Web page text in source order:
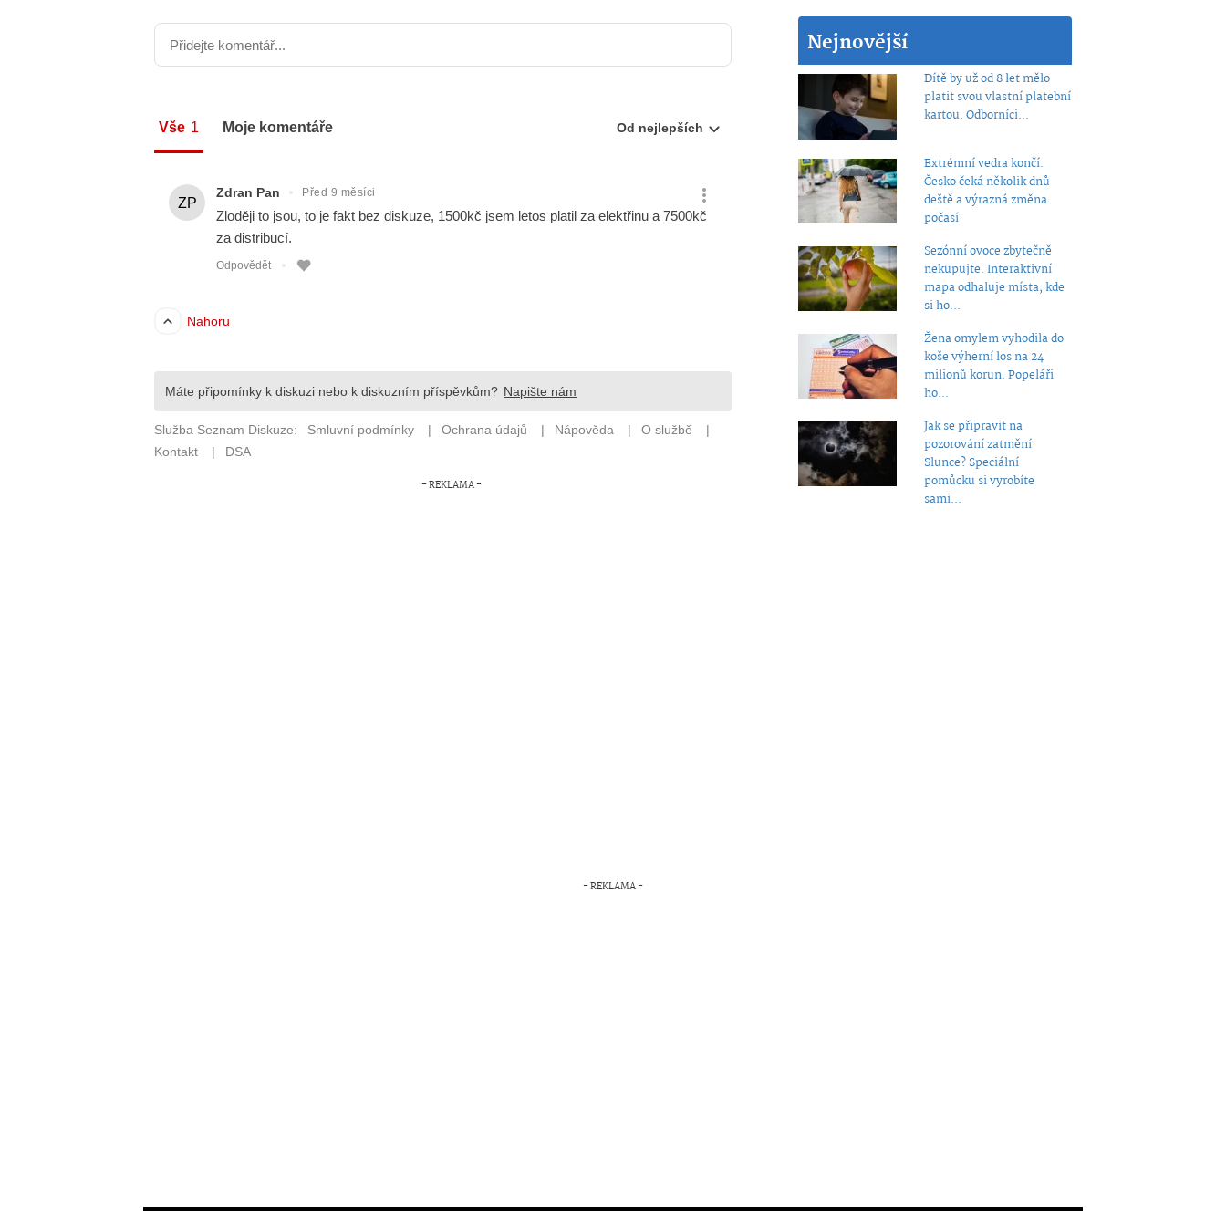
Nejnovější
Dítě by už od 8 let mělo
platit svou vlastní platební
kartou. Odborníci...
Extrémní vedra končí.
Česko čeká několik dnů
deště a výrazná změna
počasí
Sezónní ovoce zbytečně
nekupujte. Interaktivní
mapa odhaluje místa, kde
si ho...
Žena omylem vyhodila do
koše výherní los na 24
milionů korun. Popeláři
ho...
Jak se připravit na
pozorování zatmění
Slunce? Speciální
pomůcku si vyrobíte
sami...